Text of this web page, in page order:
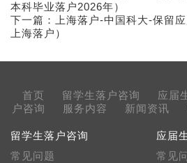
本科毕业落户2026年）
下一篇：
上海落户-中国科大-保留
上海落户）
首页 留学生落户咨询 应届
户咨询
服务内容 新闻资讯
留学生落户咨询
常见问题
应届
常见